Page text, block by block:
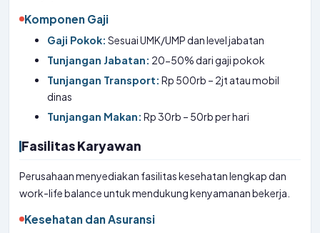
Komponen Gaji
Gaji Pokok: Sesuai UMK/UMP dan level jabatan
Tunjangan Jabatan: 20-50% dari gaji pokok
Tunjangan Transport: Rp 500rb – 2jt atau mobil
dinas
Tunjangan Makan: Rp 30rb – 50rb per hari
Fasilitas Karyawan
Perusahaan menyediakan fasilitas kesehatan lengkap dan
work-life balance untuk mendukung kenyamanan bekerja.
Kesehatan dan Asuransi